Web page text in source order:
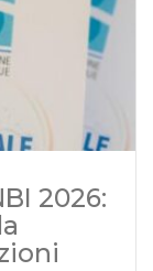
2026: